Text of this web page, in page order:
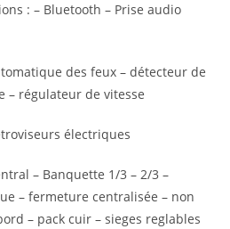
: – Bluetooth – Prise audio
des feux – détecteur de
– régulateur de vitesse
électriques
– Banquette 1/3 – 2/3 –
– fermeture centralisée – non
– pack cuir – sieges reglables